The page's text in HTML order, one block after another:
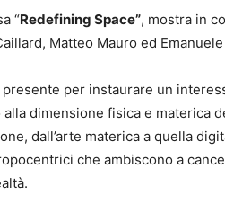
“Redefining Space”, mostra in
Matteo Mauro ed Emanuele
per instaurare un
dimensione fisica e materica
dall’arte materica a quella
che ambiscono a